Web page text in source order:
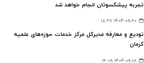
تجربه پیشکسوتان انجام‌ خواهد شد
۱۴۰۴-۰۹-۲۰ ۱۸:۲۷
تودیع و معارفه مدیرکل مرکز خدمات حوزه‌های علمیه
کرمان
۱۴۰۴-۰۹-۱۸ ۱۶:۰۹